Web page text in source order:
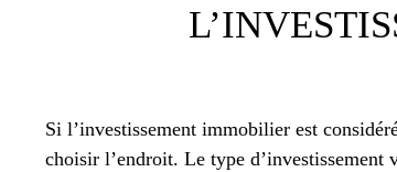
Si l’investissement immobilier est
choisir l’endroit. Le type d’investissement